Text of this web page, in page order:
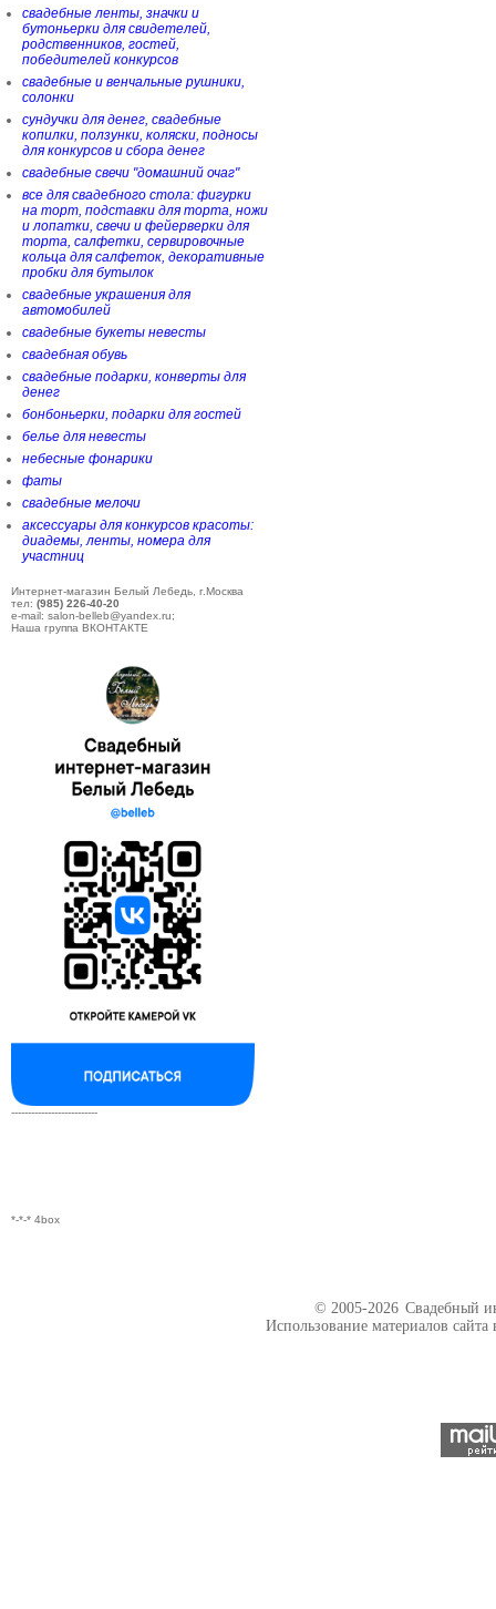
свадебные ленты, значки и
бутоньерки для свидетелей,
родственников, гостей,
победителей конкурсов
свадебные и венчальные рушники,
солонки
сундучки для денег, свадебные
копилки, ползунки, коляски, подносы
для конкурсов и сбора денег
свадебные свечи "домашний очаг"
все для свадебного стола: фигурки
на торт, подставки для торта, ножи
и лопатки, свечи и фейерверки для
торта, салфетки, сервировочные
кольца для салфеток, декоративные
пробки для бутылок
свадебные украшения для
автомобилей
свадебные букеты невесты
свадебная обувь
свадебные подарки, конверты для
денег
бонбоньерки, подарки для гостей
белье для невесты
небесные фонарики
фаты
свадебные мелочи
аксессуары для конкурсов красоты:
диадемы, ленты, номера для
участниц
Интернет-магазин Белый Лебедь, г.Москва
тел: (985) 226-40-20
e-mail: salon-belleb@yandex.ru;
Наша группа ВКОНТАКТЕ
--------------------------
*-*-* 4box
© 2005-2026 Свадебный
Использование материалов